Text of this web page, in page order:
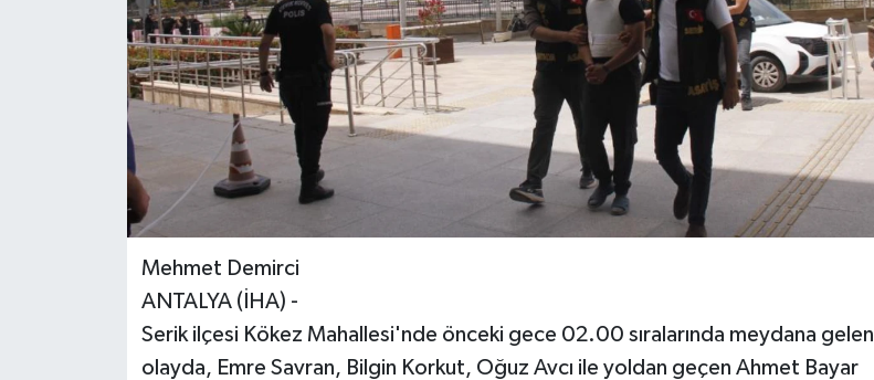
Mehmet Demirci
ANTALYA (İHA) -
Serik ilçesi Kökez Mahallesi'nde önceki gece 02.00 sıralarında meydana gelen
olayda, Emre Savran, Bilgin Korkut, Oğuz Avcı ile yoldan geçen Ahmet Bayar